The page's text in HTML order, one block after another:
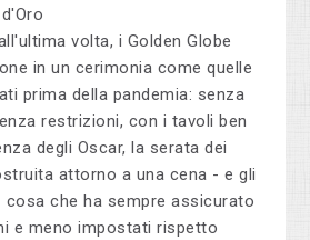
volta, i Golden Globe
in un cerimonia come quelle
prima della pandemia: senza
restrizioni, con i tavoli ben
degli Oscar, la serata dei
attorno a una cena - e gli
che ha sempre assicurato
e meno impostati rispetto